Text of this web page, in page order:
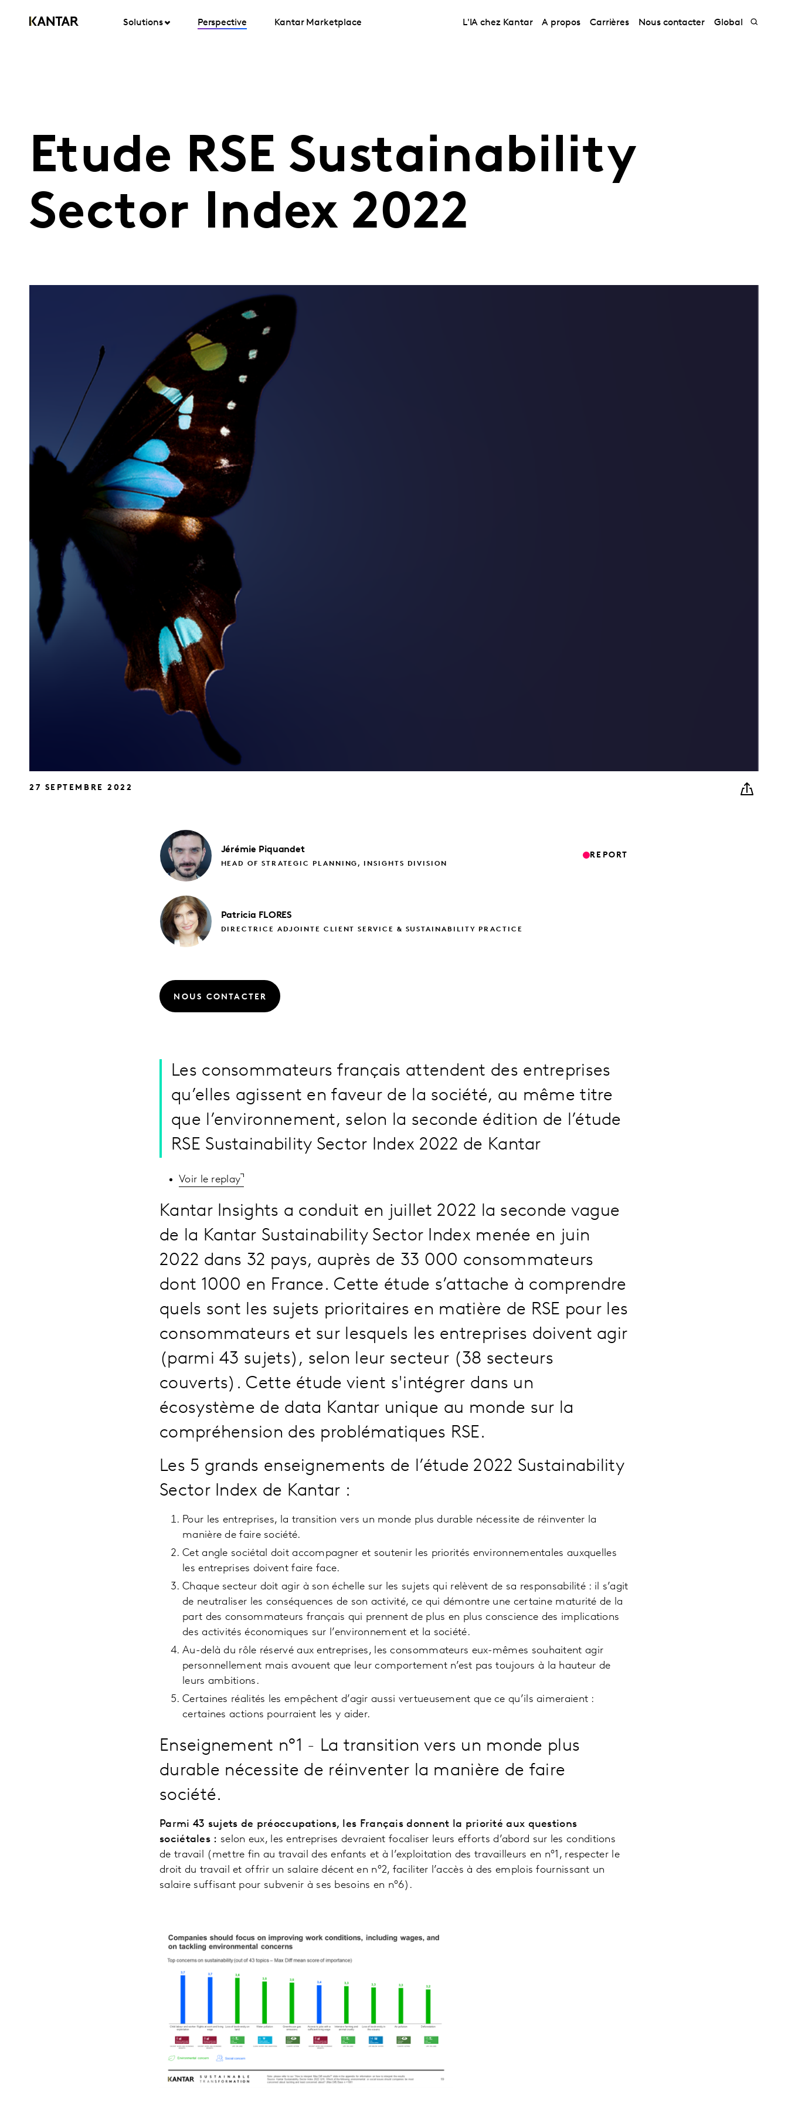
Solutions Perspective Kantar Marketplace L'IA chez Kantar A propos Carrières Nous contacter Global
Etude RSE Sustainability
Sector Index 2022
27 SEPTEMBRE 2022
Jérémie Piquandet
HEAD OF STRATEGIC PLANNING, INSIGHTS DIVISION
Patricia FLORES
DIRECTRICE ADJOINTE CLIENT SERVICE & SUSTAINABILITY PRACTICE
REPORT
NOUS CONTACTER
Les consommateurs français attendent des entreprises
qu’elles agissent en faveur de la société, au même titre
que l’environnement, selon la seconde édition de l’étude
RSE Sustainability Sector Index 2022 de Kantar
Voir le replay
Kantar Insights a conduit en juillet 2022 la seconde vague
de la Kantar Sustainability Sector Index menée en juin
2022 dans 32 pays, auprès de 33 000 consommateurs
dont 1000 en France. Cette étude s’attache à comprendre
quels sont les sujets prioritaires en matière de RSE pour les
consommateurs et sur lesquels les entreprises doivent agir
(parmi 43 sujets), selon leur secteur (38 secteurs
couverts). Cette étude vient s'intégrer dans un
écosystème de data Kantar unique au monde sur la
compréhension des problématiques RSE.
Les 5 grands enseignements de l’étude 2022 Sustainability
Sector Index de Kantar :
Pour les entreprises, la transition vers un monde plus durable nécessite de réinventer la
manière de faire société.
Cet angle sociétal doit accompagner et soutenir les priorités environnementales auxquelles
les entreprises doivent faire face.
Chaque secteur doit agir à son échelle sur les sujets qui relèvent de sa responsabilité : il s’agit
de neutraliser les conséquences de son activité, ce qui démontre une certaine maturité de la
part des consommateurs français qui prennent de plus en plus conscience des implications
des activités économiques sur l’environnement et la société.
Au-delà du rôle réservé aux entreprises, les consommateurs eux-mêmes souhaitent agir
personnellement mais avouent que leur comportement n’est pas toujours à la hauteur de
leurs ambitions.
Certaines réalités les empêchent d’agir aussi vertueusement que ce qu’ils aimeraient :
certaines actions pourraient les y aider.
Enseignement n°1 - La transition vers un monde plus
durable nécessite de réinventer la manière de faire
société.
Parmi 43 sujets de préoccupations, les Français donnent la priorité aux questions
sociétales : selon eux, les entreprises devraient focaliser leurs efforts d’abord sur les conditions
de travail (mettre fin au travail des enfants et à l’exploitation des travailleurs en n°1, respecter le
droit du travail et offrir un salaire décent en n°2, faciliter l’accès à des emplois fournissant un
salaire suffisant pour subvenir à ses besoins en n°6).